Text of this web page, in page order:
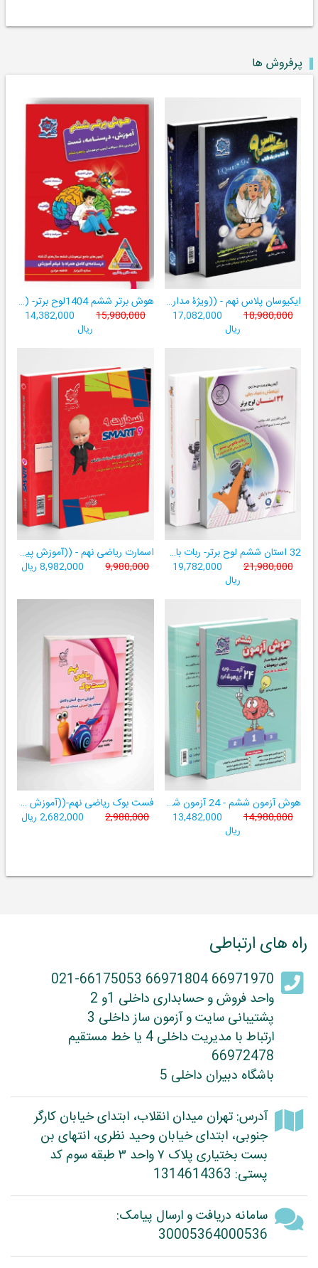
پرفروش ها
ایکیوسان پلاس نهم - ((ویژۀ مدارس نمونه دولتی، تیزهوشان و سمپاد+ فیلم‌های آموزشی+سامانۀ آزمون‌ساز رایگان))
18,980,000
17,082,000
ریال
هوش برتر ششم 1404لوح برتر- ((ویژۀ آزمون تیزهوشان پایۀ ششم+ فیلم آموزشی + سامانۀ آزمون‌ساز رایگان))
15,980,000
14,382,000
ریال
32 استان ششم لوح برتر- ربات باهوش ششم ((به همراه سامانۀ آزمون‌ساز رایگان))
21,980,000
19,782,000
ریال
اسمارت ریاضی نهم - ((آموزش پیشرفتۀ ریاضی تیزهوشان و نمونه‌دولتی نهم+ سامانۀ آزمون‌ساز آنلاین))
9,980,000 8,982,000 ریال
هوش آزمون ششم - 24 آزمون شبیه ساز تیزهوشان
14,980,000
13,482,000
ریال
فست بوک ریاضی نهم-((آموزش سریع، آسان و کامل ریاضی پایۀ نهم))
2,980,000 2,682,000 ریال
راه های ارتباطی
66971970 66971804 021-66175053
واحد فروش و حسابداری داخلی 1و 2
پشتیبانی سایت و آزمون ساز داخلی 3
ارتباط با مدیریت داخلی 4 یا خط مستقیم
66972478
باشگاه دبیران داخلی 5
آدرس: تهران میدان انقلاب، ابتدای خیابان کارگر
جنوبی، ابتدای خیابان وحید نظری، انتهای بن
بست بختیاری پلاک ۷ واحد ۳ طبقه سوم کد
پستی: 1314614363
سامانه دریافت و ارسال پیامک:
30005364000536